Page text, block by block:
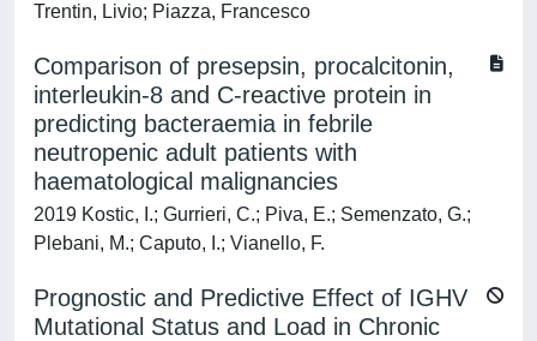
Trentin, Livio; Piazza, Francesco
Comparison of presepsin, procalcitonin,
interleukin-8 and C-reactive protein in
predicting bacteraemia in febrile
neutropenic adult patients with
haematological malignancies
2019 Kostic, I.; Gurrieri, C.; Piva, E.; Semenzato, G.;
Plebani, M.; Caputo, I.; Vianello, F.
Prognostic and Predictive Effect of IGHV
Mutational Status and Load in Chronic